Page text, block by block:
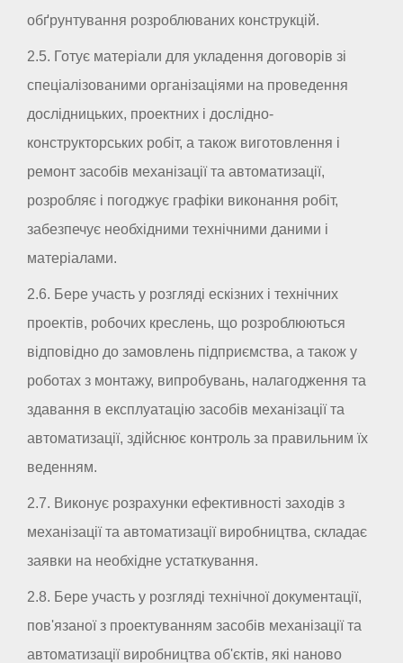
обґрунтування розроблюваних конструкцій.
2.5. Готує матеріали для укладення договорів зі
спеціалізованими організаціями на проведення
дослідницьких, проектних і дослідно-
конструкторських робіт, а також виготовлення і
ремонт засобів механізації та автоматизації,
розробляє і погоджує графіки виконання робіт,
забезпечує необхідними технічними даними і
матеріалами.
2.6. Бере участь у розгляді ескізних і технічних
проектів, робочих креслень, що розроблюються
відповідно до замовлень підприємства, а також у
роботах з монтажу, випробувань, налагодження та
здавання в експлуатацію засобів механізації та
автоматизації, здійснює контроль за правильним їх
веденням.
2.7. Виконує розрахунки ефективності заходів з
механізації та автоматизації виробництва, складає
заявки на необхідне устаткування.
2.8. Бере участь у розгляді технічної документації,
пов'язаної з проектуванням засобів механізації та
автоматизації виробництва об'єктів, які наново